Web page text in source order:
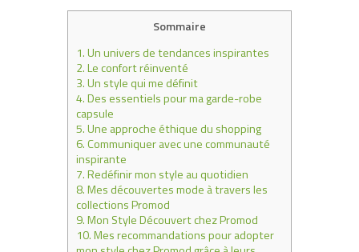
Sommaire
1.Un univers de tendances inspirantes
2.Le confort réinventé
3.Un style qui me définit
4.Des essentiels pour ma garde-robe
capsule
5.Une approche éthique du shopping
6.Communiquer avec une communauté
inspirante
7.Redéfinir mon style au quotidien
8.Mes découvertes mode à travers les
collections Promod
9.Mon Style Découvert chez Promod
10.Mes recommandations pour adopter